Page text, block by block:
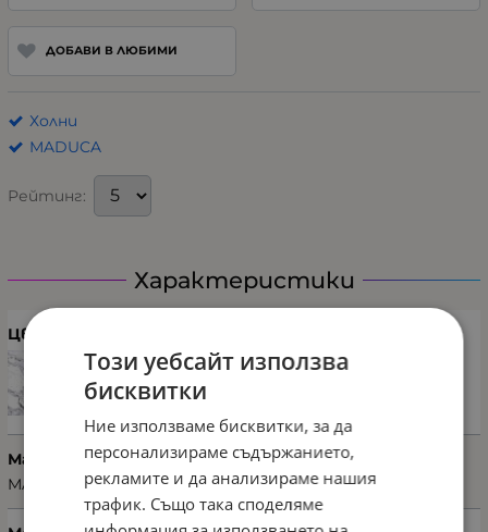
ДОБАВИ В ЛЮБИМИ
Холни
MADUCA
Рейтинг:
Характеристики
Цвят
Марка
MADUCA
Този уебсайт използва
бисквитки
Ние използваме бисквитки, за да
персонализираме съдържанието,
рекламите и да анализираме нашия
трафик. Също така споделяме